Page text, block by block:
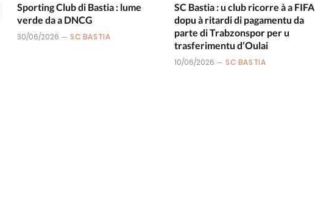
Sporting Club di Bastia : lume
verde da a DNCG
30/06/2026 SC BASTIA
SC Bastia : u club ricorre à a FIFA
dopu à ritardi di pagamentu da
parte di Trabzonspor per u
trasferimentu d’Oulai
10/06/2026 SC BASTIA